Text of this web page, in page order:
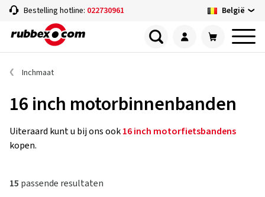
Bestelling hotline: 022730961 België
Inchmaat
16 inch motorbinnenbanden
Uiteraard kunt u bij ons ook16 inch motorfietsbandens
kopen.
15 passende resultaten